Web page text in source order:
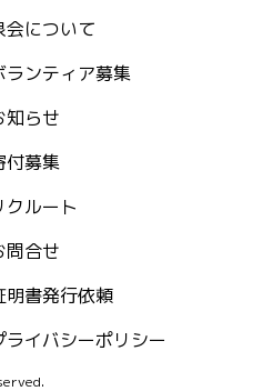
会について
ランティア募集
知らせ
付募集
クルート
問合せ
明書発行依頼
ライバシーポリシー